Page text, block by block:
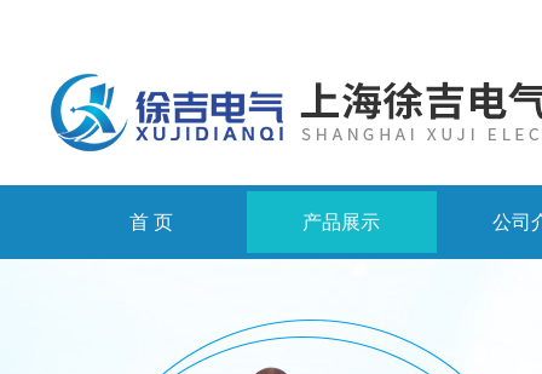
首 页 产品展示 公司